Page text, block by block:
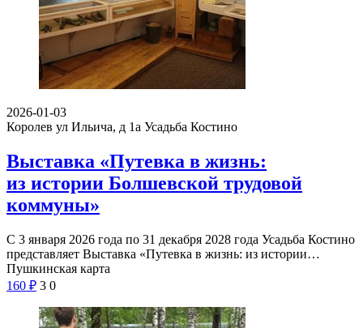
2026-01-03
Королев ул Ильича, д 1а Усадьба Костино
Выставка «Путевка в жизнь:
из истории Болшевской трудовой
коммуны»
С 3 января 2026 года по 31 декабря 2028 года Усадьба Костино
представляет Выставка «Путевка в жизнь: из истории…
Пушкинская карта
160 ₽ 3 0